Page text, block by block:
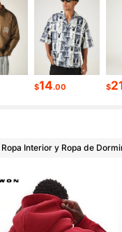
$14.00 $
Ropa Interior y Ropa de